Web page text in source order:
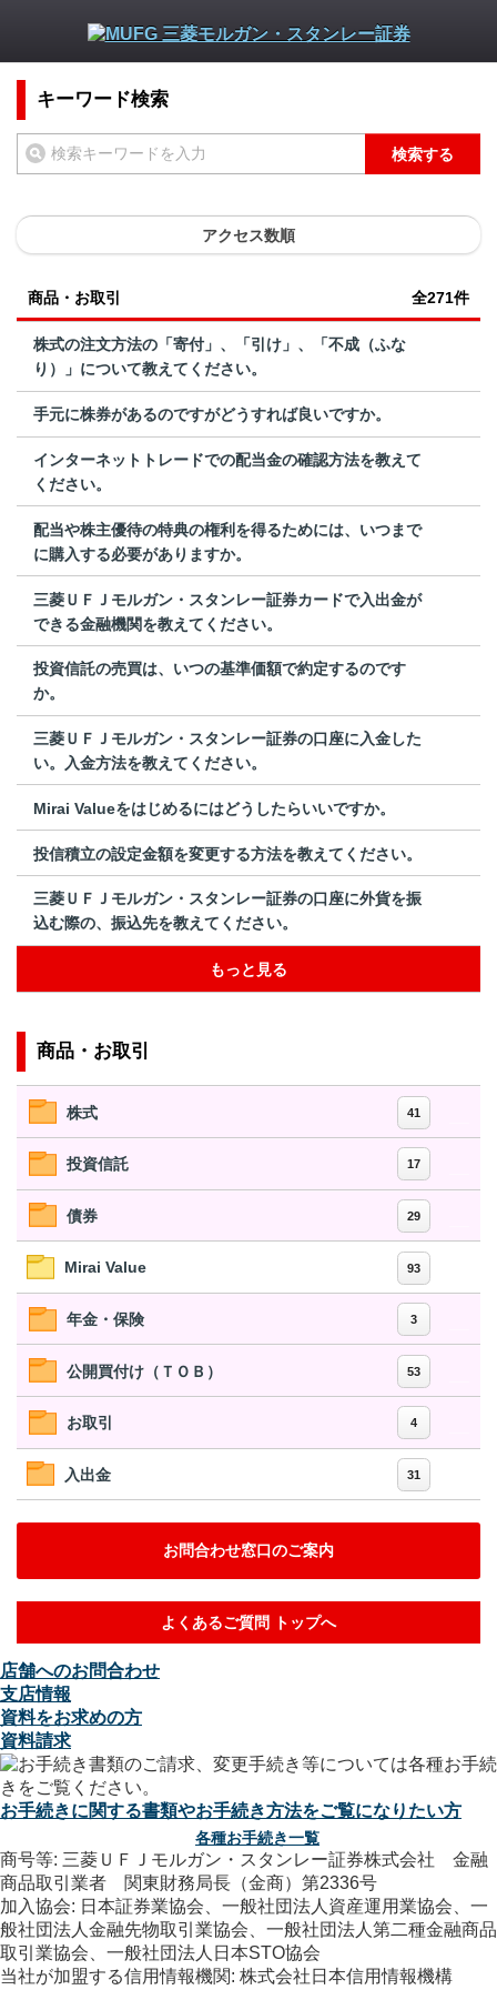
キーワード検索
検索する
アクセス数順
商品・お取引 全271件
株式の注文方法の「寄付」、「引け」、「不成（ふな
り）」について教えてください。
手元に株券があるのですがどうすれば良いですか。
インターネットトレードでの配当金の確認方法を教えて
ください。
配当や株主優待の特典の権利を得るためには、いつまで
に購入する必要がありますか。
三菱ＵＦＪモルガン・スタンレー証券カードで入出金が
できる金融機関を教えてください。
投資信託の売買は、いつの基準価額で約定するのです
か。
三菱ＵＦＪモルガン・スタンレー証券の口座に入金した
い。入金方法を教えてください。
Mirai Valueをはじめるにはどうしたらいいですか。
投信積立の設定金額を変更する方法を教えてください。
三菱ＵＦＪモルガン・スタンレー証券の口座に外貨を振
込む際の、振込先を教えてください。
もっと見る
商品・お取引
株式 41
投資信託 17
債券 29
Mirai Value 93
年金・保険 3
公開買付け（ＴＯＢ） 53
お取引 4
入出金 31
お問合わせ窓口のご案内
よくあるご質問 トップへ
店舗へのお問合わせ
支店情報
資料をお求めの方
資料請求
お手続きに関する書類やお手続き方法をご覧になりたい方
各種お手続き一覧
商号等: 三菱ＵＦＪモルガン・スタンレー証券株式会社 金融
商品取引業者 関東財務局長（金商）第2336号
加入協会: 日本証券業協会、一般社団法人資産運用業協会、一
般社団法人金融先物取引業協会、一般社団法人第二種金融商品
取引業協会、一般社団法人日本STO協会
当社が加盟する信用情報機関: 株式会社日本信用情報機構